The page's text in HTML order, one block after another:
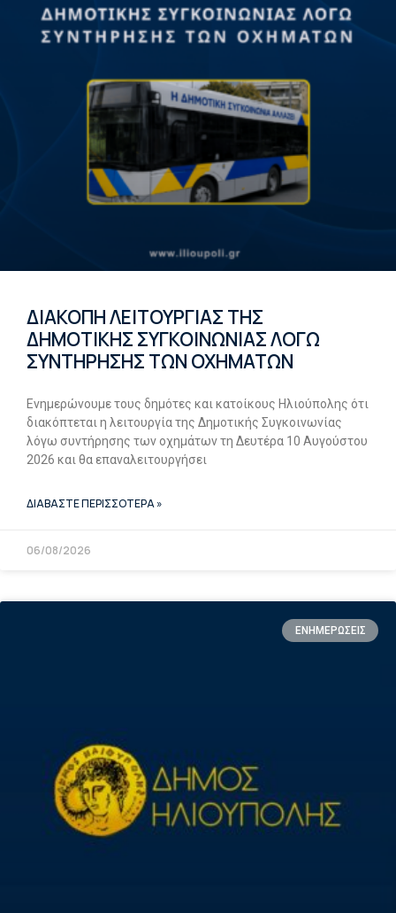
ΔΙΑΚΟΠΗ ΛΕΙΤΟΥΡΓΙΑΣ ΤΗΣ
ΔΗΜΟΤΙΚΗΣ ΣΥΓΚΟΙΝΩΝΙΑΣ ΛΟΓΩ
ΣΥΝΤΗΡΗΣΗΣ ΤΩΝ ΟΧΗΜΑΤΩΝ
Ενημερώνουμε τους δημότες και κατοίκους Ηλιούπολης ότι
διακόπτεται η λειτουργία της Δημοτικής Συγκοινωνίας
λόγω συντήρησης των οχημάτων τη Δευτέρα 10 Αυγούστου
2026 και θα επαναλειτουργήσει
ΔΙΑΒΑΣΤΕ ΠΕΡΙΣΣΟΤΕΡΑ »
06/08/2026
ΕΝΗΜΕΡΩΣΕΙΣ